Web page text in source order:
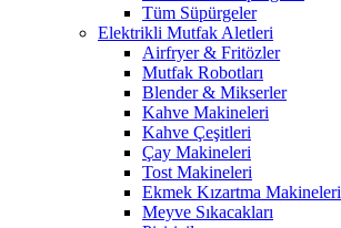
Tüm Süpürgeler
Elektrikli Mutfak Aletleri
Airfryer & Fritözler
Mutfak Robotları
Blender & Mikserler
Kahve Makineleri
Kahve Çeşitleri
Çay Makineleri
Tost Makineleri
Ekmek Kızartma Makineleri
Meyve Sıkacakları